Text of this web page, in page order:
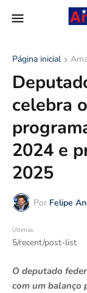
Página inicial
celebra
2024 e
2025
Por Felipe
Últimas
5/recent/post-list
O deputado
com um balanço